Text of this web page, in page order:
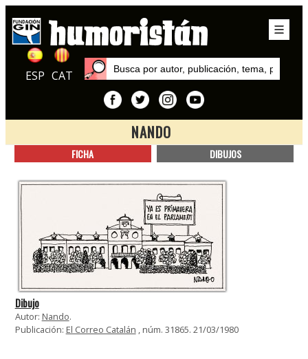
ESP CAT
NANDO
Nando
FICHA DIBUJOS
Dibujo
Autor: Nando.
Publicación: El Correo Catalán , núm. 31865. 21/03/1980